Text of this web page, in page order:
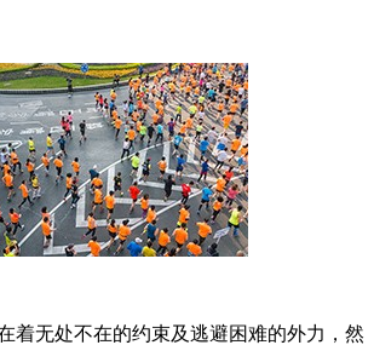
着无处不在的约束及逃避困难的外力，然